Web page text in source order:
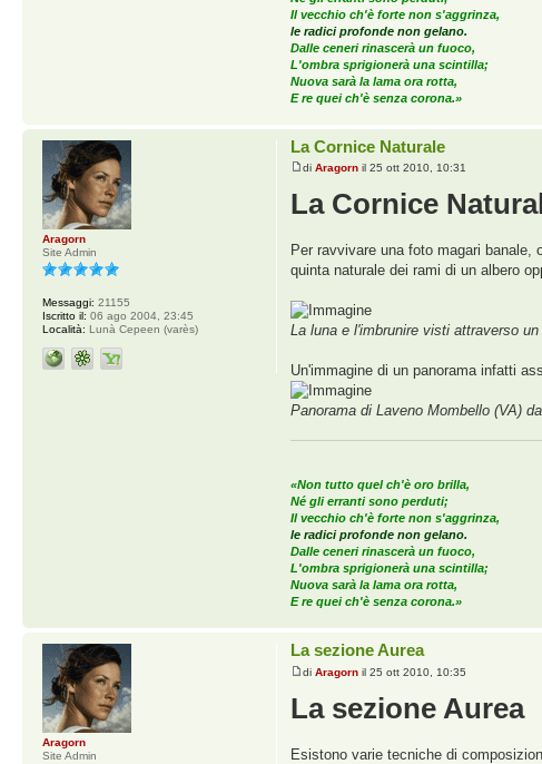
Il vecchio ch'è forte non s'aggrinza,
le radici profonde non gelano.
Dalle ceneri rinascerà un fuoco,
L'ombra sprigionerà una scintilla;
Nuova sarà la lama ora rotta,
E re quei ch'è senza corona.»
La Cornice Naturale
diAragorn il 25 ott 2010, 10:31
La Cornice
Per ravvivare una foto magari
quinta naturale dei rami di un albero
La luna e l'imbrunire visti attraverso
Un'immagine di un panorama infatti
Panorama di Laveno Mombello (VA)
«Non tutto quel ch'è oro brilla,
Né gli erranti sono perduti;
Il vecchio ch'è forte non s'aggrinza,
le radici profonde non gelano.
Dalle ceneri rinascerà un fuoco,
L'ombra sprigionerà una scintilla;
Nuova sarà la lama ora rotta,
E re quei ch'è senza corona.»
Aragorn
Site Admin
Messaggi: 21155
Iscritto il: 06 ago 2004, 23:45
Località: Lunà Cepeen (varès)
La sezione Aurea
diAragorn il 25 ott 2010, 10:35
La sezione Aurea
Esistono varie tecniche di
Aragorn
Site Admin